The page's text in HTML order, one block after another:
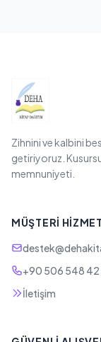
Zihnini ve kalbini
getiriyoruz.
memnuniyeti.
MÜŞTERI
+90 506 548 42
İletişim